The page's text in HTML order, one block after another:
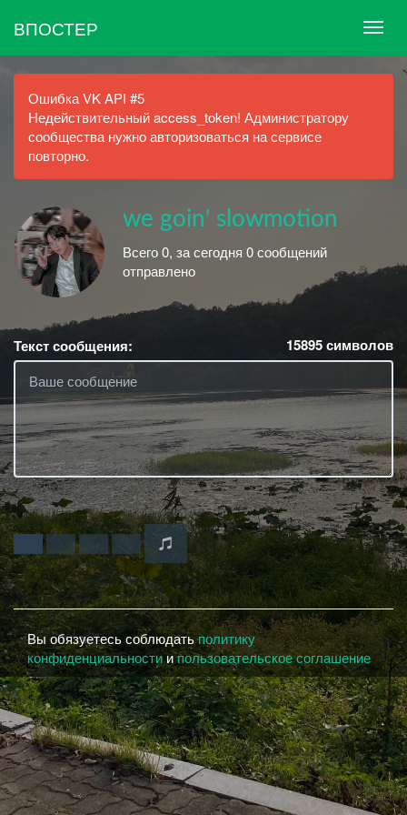
ВПОСТЕР
Ошибка VK API #5
Недействительный access_token! Администратору
сообщества нужно авторизоваться на сервисе
повторно.
we goin' slowmotion
Всего 0, за сегодня 0 сообщений
отправлено
Текст сообщения: 15895символов
Вы обязуетесь соблюдатьполитику
конфиденциальностиипользовательское соглашение